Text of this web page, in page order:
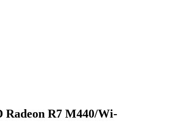
Radeon R7 M440/Wi-